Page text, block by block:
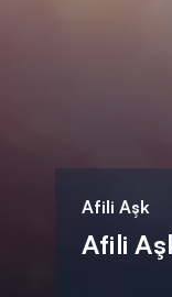
Afili Aşk
Afili